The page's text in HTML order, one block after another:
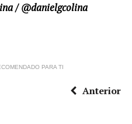
/ @danielgcolina
PARA TI
Anterior